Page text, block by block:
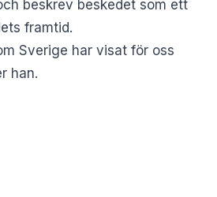
beskrev beskedet som ett
framtid.
Sverige har visat för oss
han.